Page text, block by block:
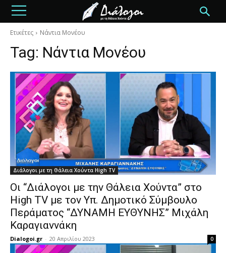
Ετικέτες Νάντια Μονέου
Tag: Νάντια Μονέου
Διάλογοι με τη Θάλεια Χούντα High TV
Οι “Διάλογοι με την Θάλεια Χούντα” στο
High TV με τον Υπ. Δημοτικό Σύμβουλο
Περάματος “ΔΥΝΑΜΗ ΕΥΘΥΝΗΣ” Μιχάλη
Καραγιαννάκη
Dialogoi.gr - 20 Απριλίου 2023 0